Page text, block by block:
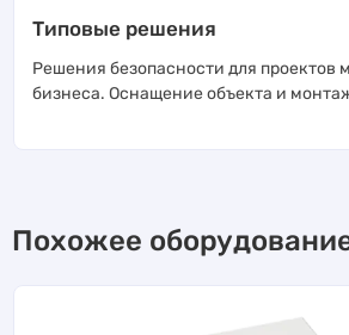
Типовые решения
Решения безопасности для проектов
бизнеса. Оснащение объекта и
Похожее